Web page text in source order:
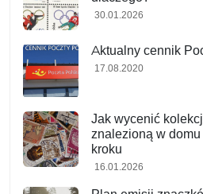
30.01.2026
Aktualny cennik
17.08.2020
Jak wycenić
znalezioną w
kroku
16.01.2026